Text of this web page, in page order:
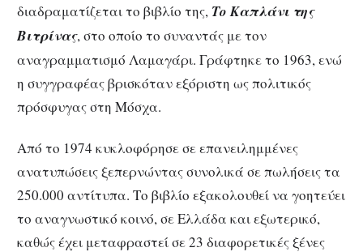
διαδραματίζεται το βιβλίο της, Το Καπλάνι της
Βιτρίνας, στο οποίο το συναντάς με τον
αναγραμματισμό Λαμαγάρι. Γράφτηκε το 1963, ενώ
η συγγραφέας βρισκόταν εξόριστη ως πολιτικός
πρόσφυγας στη Μόσχα.
Από το 1974 κυκλοφόρησε σε επανειλημμένες
ανατυπώσεις ξεπερνώντας συνολικά σε πωλήσεις τα
250.000 αντίτυπα. Το βιβλίο εξακολουθεί να γοητεύει
το αναγνωστικό κοινό, σε Ελλάδα και εξωτερικό,
καθώς έχει μεταφραστεί σε 23 διαφορετικές ξένες